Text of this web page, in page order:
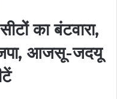
का बंटवारा,
आजसू-जदयू